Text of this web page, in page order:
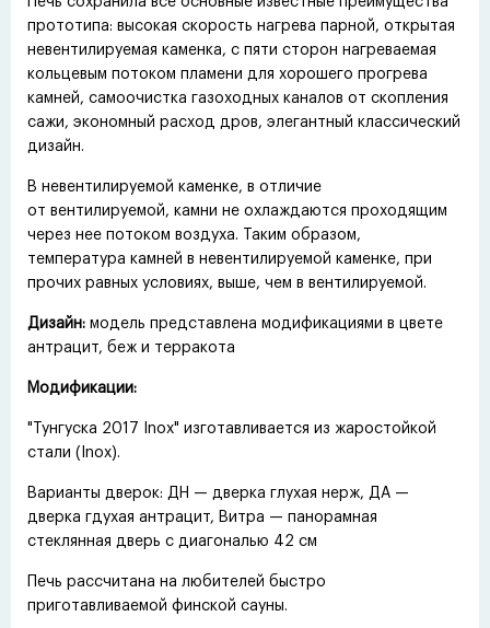
прототипа: высокая скорость нагрева парной, открытая
невентилируемая каменка, с пяти сторон нагреваемая
кольцевым потоком пламени для хорошего прогрева
камней, самоочистка газоходных каналов от скопления
сажи, экономный расход дров, элегантный классический
дизайн.
В невентилируемой каменке, в отличие
от вентилируемой, камни не охлаждаются проходящим
через нее потоком воздуха. Таким образом,
температура камней в невентилируемой каменке, при
прочих равных условиях, выше, чем в вентилируемой.
Дизайн: модель представлена модификациями в цвете
антрацит, беж и терракота
Модификации:
"Тунгуска 2017 Inox" изготавливается из жаростойкой
стали ( Inox).
Варианты дверок: ДН — дверка глухая нерж, ДА —
дверка гдухая антрацит, Витра — панорамная
стеклянная дверь с диагональю 42 cм
Печь рассчитана на любителей быстро
приготавливаемой финской сауны.